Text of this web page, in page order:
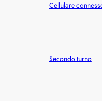
Cellulare
Secondo turno